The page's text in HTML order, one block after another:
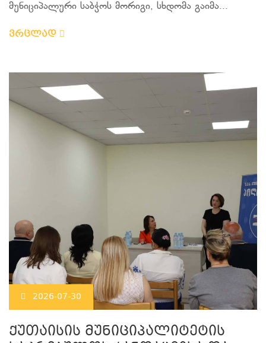
მუნიციპალური საბჭოს მორიგი, სხდომა გაიმა...
ვრცლად
2026-07-30
ქუთაისის მუნიციპალიტეტის